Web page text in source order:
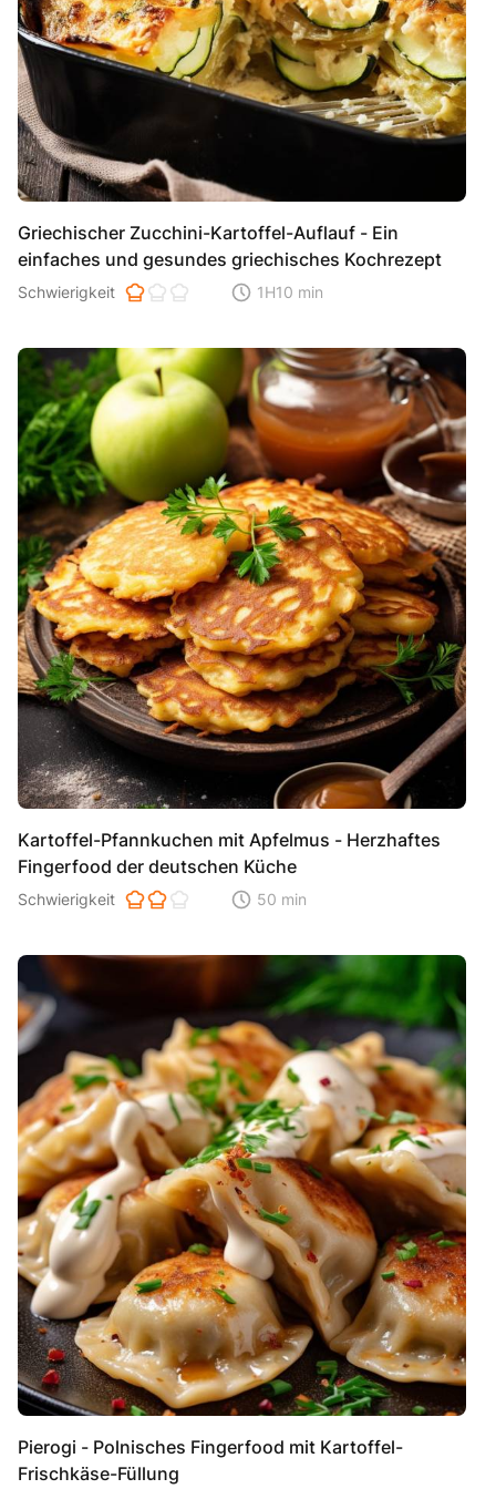
Griechischer Zucchini-Kartoffel-Auflauf - Ein
einfaches und gesundes griechisches Kochrezept
Schwierigkeit der Zubereitung. 1 ist einfach 2 ist mittel 3 ist
Schwierigkeit Zeitaufwand der der Zubereitung.
1H10 min
Kartoffel-Pfannkuchen mit Apfelmus - Herzhaftes
Fingerfood der deutschen Küche
Schwierigkeit der Zubereitung. 1 ist einfach 2 ist mittel 3 ist
Schwierigkeit Zeitaufwand der der Zubereitung.
50 min
Pierogi - Polnisches Fingerfood mit Kartoffel-
Frischkäse-Füllung